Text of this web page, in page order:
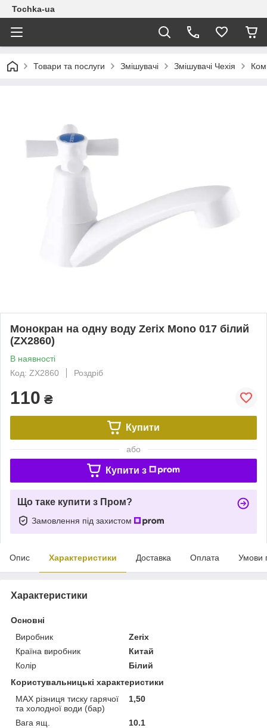
Tochka-ua
Товари та послуги Змішувачі Змішувачі Чехія
Монокран на одну воду Zerix Mono 017 білий
(ZX2860)
В наявності
Код: ZX2860
Роздріб
110 ₴
Купити
або
Купити з
Що таке купити з Пром?
Замовлення під захистом
Опис Характеристики Доставка Оплата Умови
Характеристики
Основні
Виробник
Zerix
Країна виробник
Китай
Колір
Білий
Користувальницькі характеристики
MAX різниця тиску гарячої
та холодної води (бар)
1,50
Вага ящ.
10.1